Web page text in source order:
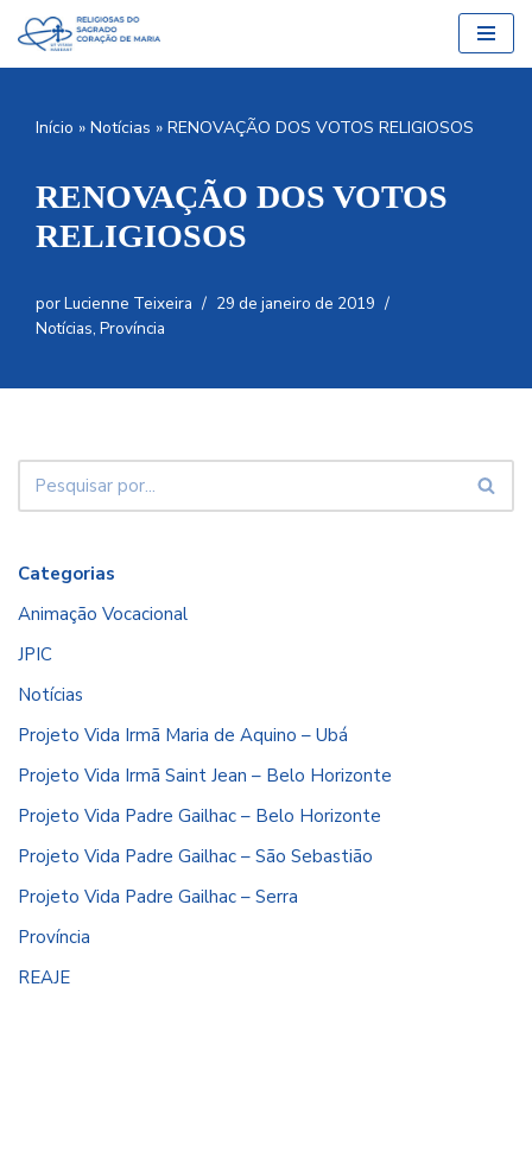
Pular
Início » Notícias » RENOVAÇÃO DOS VOTOS RELIGIOSOS
RENOVAÇÃO DOS VOTOS
RELIGIOSOS
porLucienne Teixeira
29 de janeiro de 2019
Notícias, Província
Categorias
Animação Vocacional
JPIC
Notícias
Projeto Vida Irmã Maria de Aquino – Ubá
Projeto Vida Irmã Saint Jean – Belo Horizonte
Projeto Vida Padre Gailhac – Belo Horizonte
Projeto Vida Padre Gailhac – São Sebastião
Projeto Vida Padre Gailhac – Serra
Província
REAJE